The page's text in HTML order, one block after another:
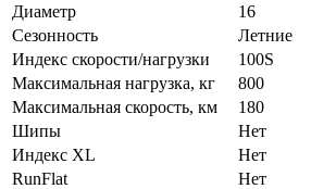
Диаметр
16
Сезонность
Летние
Индекс скорости/нагрузки
100S
Максимальная нагрузка, кг
800
Максимальная скорость, км
180
Шипы
Нет
Индекс XL
Нет
RunFlat
Нет